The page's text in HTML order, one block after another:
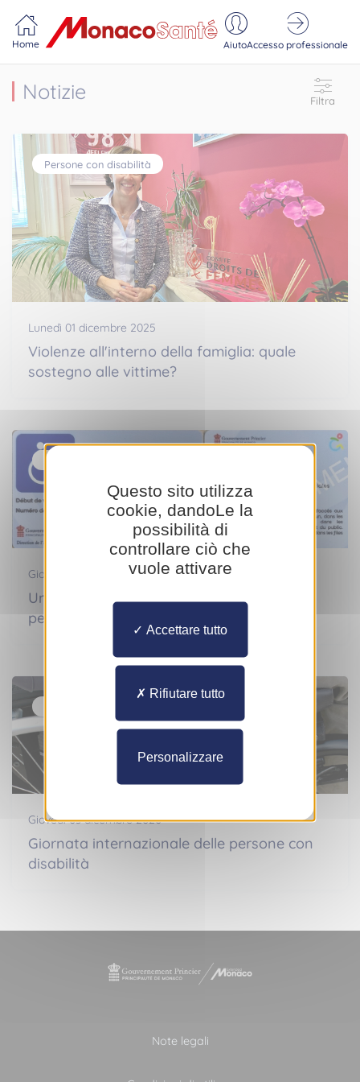
Home AiutoAccesso professionale
Notizie Filtra
Persone con disabilità
Lunedì 01 dicembre 2025
Violenze all'interno della famiglia: quale
sostegno alle vittime?
Giovedì 18 luglio 2024
Un nouveau modèle de carte pour les
personnes handicapées
Giovedì 03 dicembre 2020
Giornata internazionale delle persone con
disabilità
Note legali
Questo sito utilizza
cookie, dandoLe la
possibilità di
controllare ciò che
vuole attivare
Accettare tutto
Rifiutare tutto
Personalizzare